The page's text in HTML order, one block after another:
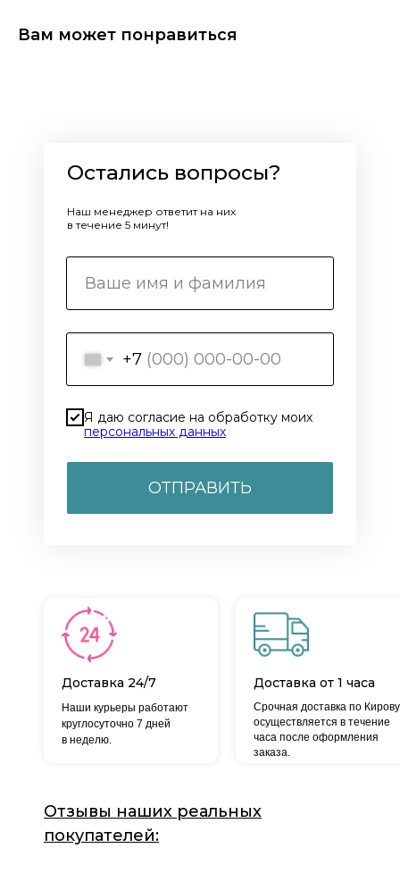
Вам может понравиться
+7
Я даю согласие на обработку моих
персональных данных
ОТПРАВИТЬ
Остались вопросы?
Наш менеджер ответит на них
в течение 5 минут!
Доставка 24/7
Срочная доставка по Кирову
осуществляется в течение
часа после оформления
заказа.
Наши курьеры работают
круглосуточно 7 дней
в неделю.
Доставка от 1 часа
Отзывы наших реальных
покупателей: